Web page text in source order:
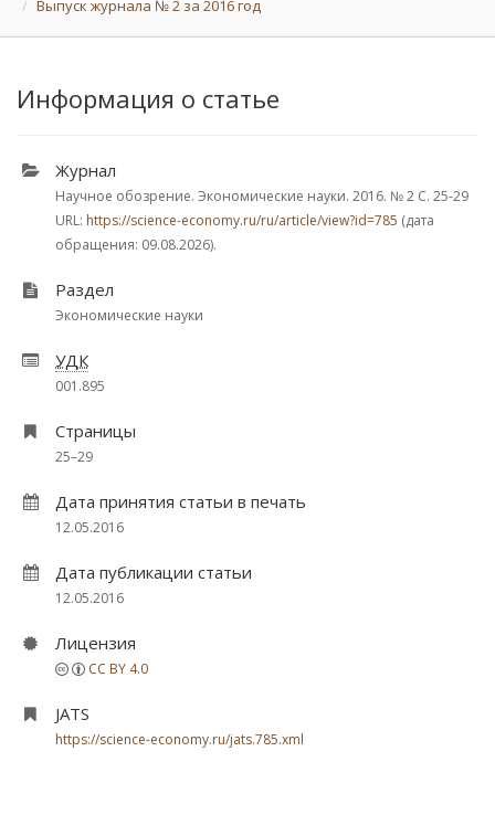
Выпуск журнала № 2 за 2016 год
Информация о статье
Журнал
Научное обозрение. Экономические науки. 2016. № 2 С. 25-29
URL: https://science-economy.ru/ru/article/view?id=785 (дата
обращения: 09.08.2026).
Раздел
Экономические науки
УДК
001.895
Страницы
25–29
Дата принятия статьи в печать
12.05.2016
Дата публикации статьи
12.05.2016
Лицензия
CC BY 4.0
JATS
https://science-economy.ru/jats.785.xml